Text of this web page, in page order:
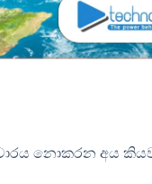
නොකරන අය